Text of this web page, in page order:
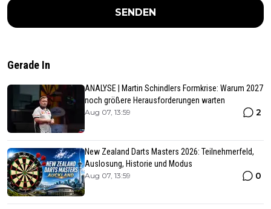
SENDEN
Gerade In
ANALYSE | Martin Schindlers Formkrise: Warum 2027
noch größere Herausforderungen warten
Aug 07, 13:59 2
New Zealand Darts Masters 2026: Teilnehmerfeld,
Auslosung, Historie und Modus
Aug 07, 13:59 0